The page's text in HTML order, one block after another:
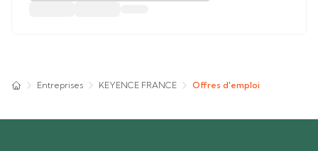
Entreprises KEYENCE FRANCE Offres d'emploi